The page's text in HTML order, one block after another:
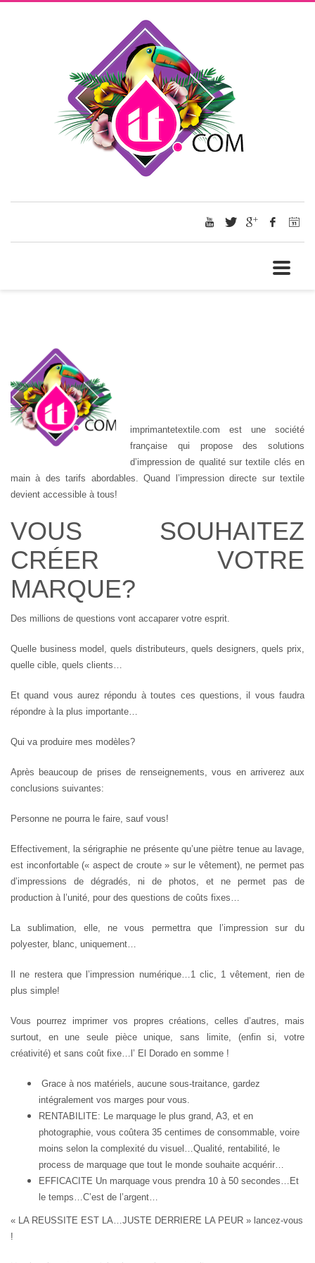
imprimantetextile.com est une société
française qui propose des solutions
d’impression de qualité sur textile clés en
main à des tarifs abordables. Quand l’impression directe sur textile
devient accessible à tous!
VOUS SOUHAITEZ
CRÉER VOTRE
MARQUE?
Des millions de questions vont accaparer votre esprit.
Quelle business model, quels distributeurs, quels designers, quels prix,
quelle cible, quels clients…
Et quand vous aurez répondu à toutes ces questions, il vous faudra
répondre à la plus importante…
Qui va produire mes modèles?
Après beaucoup de prises de renseignements, vous en arriverez aux
conclusions suivantes:
Personne ne pourra le faire, sauf vous!
Effectivement, la sérigraphie ne présente qu’une piètre tenue au lavage,
est inconfortable (« aspect de croute » sur le vêtement), ne permet pas
d’impressions de dégradés, ni de photos, et ne permet pas de
production à l’unité, pour des questions de coûts fixes…
La sublimation, elle, ne vous permettra que l’impression sur du
polyester, blanc, uniquement…
Il ne restera que l’impression numérique…1 clic, 1 vêtement, rien de
plus simple!
Vous pourrez imprimer vos propres créations, celles d’autres, mais
surtout, en une seule pièce unique, sans limite, (enfin si, votre
créativité) et sans coût fixe…l’ El Dorado en somme !
Grace à nos matériels, aucune sous-traitance, gardez
intégralement vos marges pour vous.
RENTABILITE: Le marquage le plus grand, A3, et en
photographie, vous coûtera 35 centimes de consommable, voire
moins selon la complexité du visuel…Qualité, rentabilité, le
process de marquage que tout le monde souhaite acquérir…
EFFICACITE Un marquage vous prendra 10 à 50 secondes…Et
le temps…C’est de l’argent…
« LA REUSSITE EST LA…JUSTE DERRIERE LA PEUR » lancez-vous
!